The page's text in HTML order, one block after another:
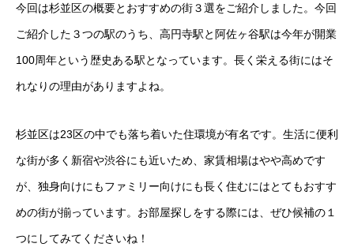
今回は杉並区の概要とおすすめの街３選をご紹介しました。今回
ご紹介した３つの駅のうち、高円寺駅と阿佐ヶ谷駅は今年が開業
100周年という歴史ある駅となっています。長く栄える街にはそ
れなりの理由がありますよね。
杉並区は23区の中でも落ち着いた住環境が有名です。生活に便利
な街が多く新宿や渋谷にも近いため、家賃相場はやや高めです
が、独身向けにもファミリー向けにも長く住むにはとてもおすす
めの街が揃っています。お部屋探しをする際には、ぜひ候補の１
つにしてみてくださいね！